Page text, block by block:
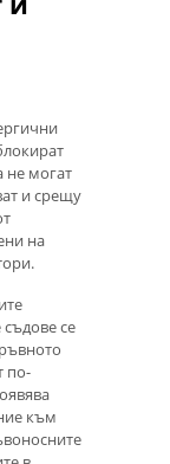
не могат
и срещу
на
се
по-
към